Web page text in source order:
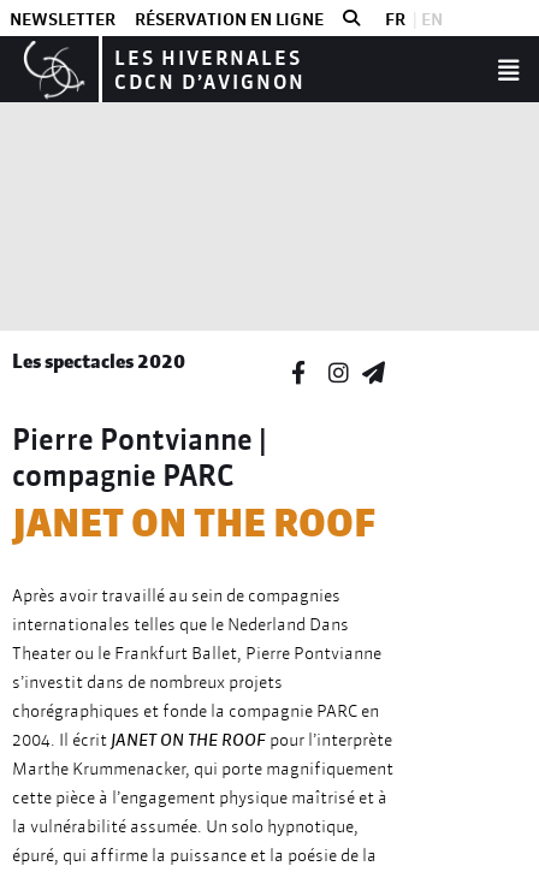
NEWSLETTER RÉSERVATION EN LIGNE FR EN
LES HIVERNALES
CDCN D’AVIGNON
Les spectacles 2020
Pierre Pontvianne |
compagnie PARC
JANET ON THE ROOF
Après avoir travaillé au sein de compagnies
internationales telles que le Nederland Dans
Theater ou le Frankfurt Ballet, Pierre Pontvianne
s’investit dans de nombreux projets
chorégraphiques et fonde la compagnie PARC en
2004. Il écrit JANET ON THE ROOF pour l’interprète
Marthe Krummenacker, qui porte magnifiquement
cette pièce à l’engagement physique maîtrisé et à
la vulnérabilité assumée. Un solo hypnotique,
épuré, qui affirme la puissance et la poésie de la